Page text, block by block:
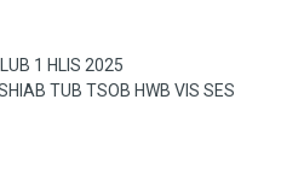
1 HLIS 2025
TUB TSOB HWB VIS SES